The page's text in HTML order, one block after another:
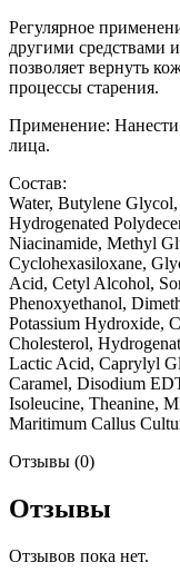
Регулярное
другими средствами
позволяет вернуть
процессы старения.
Применение:
лица.
Состав:
Water, Butylene
Hydrogenated
Niacinamide, Methyl
Cyclohexasiloxane,
Acid, Cetyl Alcohol,
Phenoxyethanol,
Potassium Hydroxide,
Cholesterol,
Lactic Acid, Caprylyl
Caramel, Disodium
Isoleucine, Theanine,
Maritimum Callus
Отзывы (0)
Отзывы
Отзывов пока нет.